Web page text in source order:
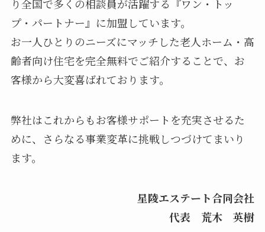
り全国で多くの相談員が活躍する『ワン・トッ
プ・パートナー』に加盟しています。
お一人ひとりのニーズにマッチした老人ホーム・高
齢者向け住宅を完全無料でご紹介することで、お
客様から大変喜ばれております。
弊社はこれからもお客様サポートを充実させるた
めに、さらなる事業変革に挑戦しつづけてまいり
ます。
星陵エステート合同会社
代表 荒木 英樹